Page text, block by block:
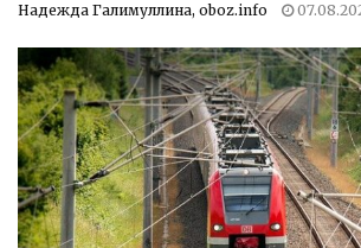
Надежда Галимуллина, oboz.info